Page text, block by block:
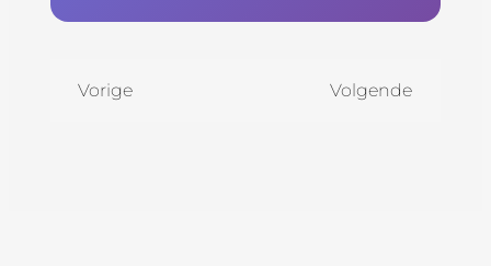
Vorige Volgende